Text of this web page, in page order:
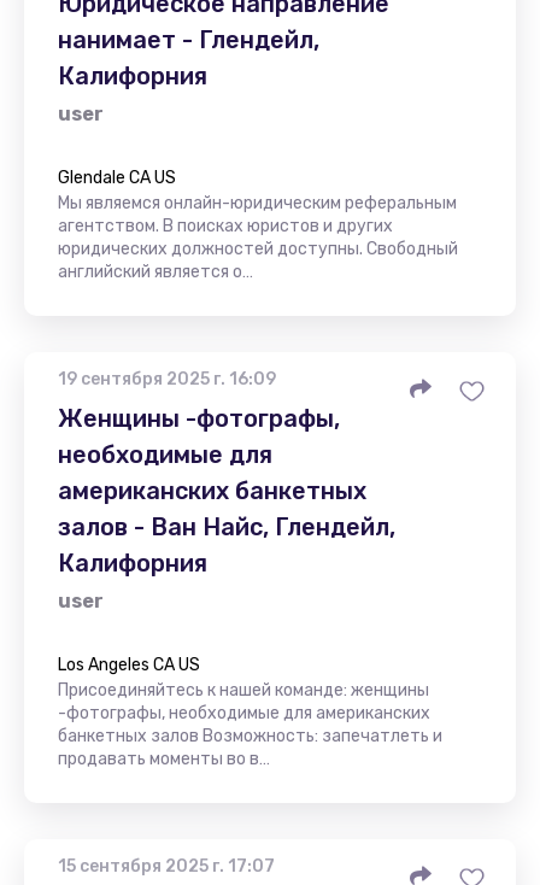
нанимает - Глендейл,
Калифорния
user
Glendale CA US
Мы являемся онлайн-юридическим реферальным
агентством. В поисках юристов и других
юридических должностей доступны. Свободный
английский является о…
19 сентября 2025 г. 16:09
Женщины -фотографы,
необходимые для
американских банкетных
залов - Ван Найс, Глендейл,
Калифорния
user
Los Angeles CA US
Присоединяйтесь к нашей команде: женщины
-фотографы, необходимые для американских
банкетных залов Возможность: запечатлеть и
продавать моменты во в…
15 сентября 2025 г. 17:07